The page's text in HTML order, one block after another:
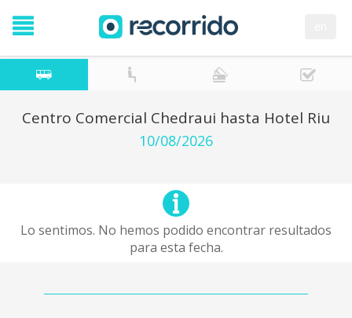
Centro Comercial Chedraui hasta Hotel Riu
10/08/2026
Lo sentimos. No hemos podido encontrar resultados
para esta fecha.